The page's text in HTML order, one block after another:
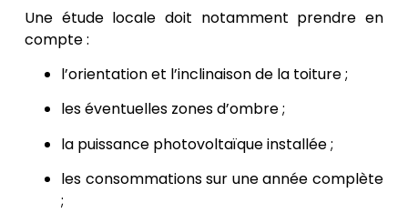
Une étude locale doit notamment prendre en
compte :
l’orientation et l’inclinaison de la toiture ;
les éventuelles zones d’ombre ;
la puissance photovoltaïque installée ;
les consommations sur une année complète
;